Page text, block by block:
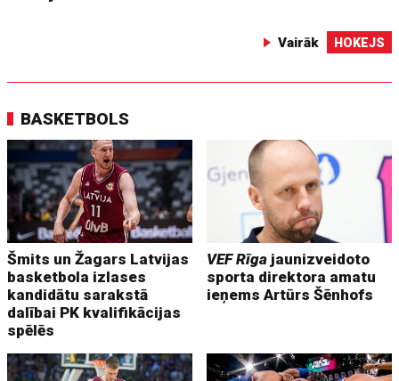
Vairāk HOKEJS
BASKETBOLS
Šmits un Žagars Latvijas
basketbola izlases
kandidātu sarakstā
dalībai PK kvalifikācijas
spēlēs
VEF Rīga jaunizveidoto
sporta direktora amatu
ieņems Artūrs Šēnhofs